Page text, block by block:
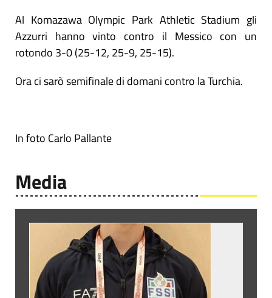
Al Komazawa Olympic Park Athletic Stadium gli
Azzurri hanno vinto contro il Messico con un
rotondo 3-0 (25-12, 25-9, 25-15).
Ora ci sarò semifinale di domani contro la Turchia.
In foto Carlo Pallante
Media